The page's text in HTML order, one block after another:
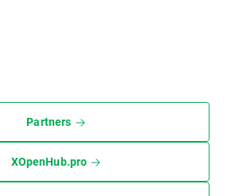
Partners
XOpenHub.pro